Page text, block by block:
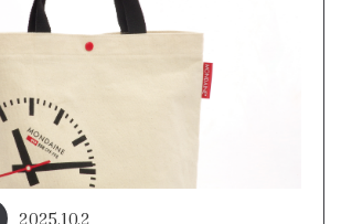
2025.10.2